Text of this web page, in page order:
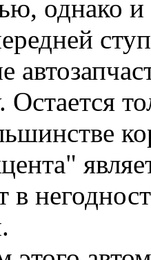
однако и
Остается